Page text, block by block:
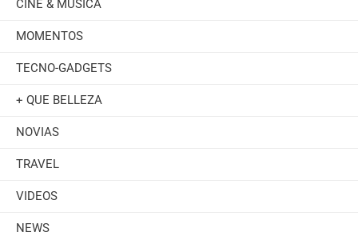
CINE & MÚSICA
MOMENTOS
TECNO-GADGETS
+ QUE BELLEZA
NOVIAS
TRAVEL
VIDEOS
NEWS